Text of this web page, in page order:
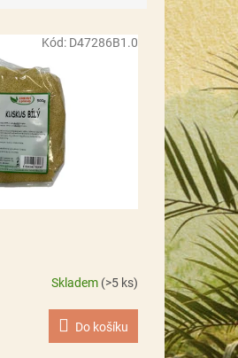
Skladem (>5 ks)
Do košíku
Kód: D47286B1.0